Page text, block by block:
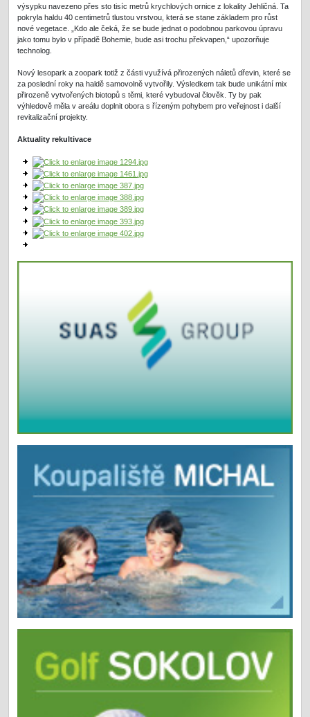
výsypku navezeno přes sto tisíc metrů krychlových ornice z lokality Jehličná. Ta
pokryla haldu 40 centimetrů tlustou vrstvou, která se stane základem pro růst
nové vegetace. „Kdo ale čeká, že se bude jednat o podobnou parkovou úpravu
jako tomu bylo v případě Bohemie, bude asi trochu překvapen,“ upozorňuje
technolog.
Nový lesopark a zoopark totiž z části využívá přirozených náletů dřevin, které se
za poslední roky na haldě samovolně vytvořily. Výsledkem tak bude unikátní mix
přirozeně vytvořených biotopů s těmi, které vybudoval člověk. Ty by pak
výhledově měla v areálu doplnit obora s řízeným pohybem pro veřejnost i další
revitalizační projekty.
Aktuality rekultivace